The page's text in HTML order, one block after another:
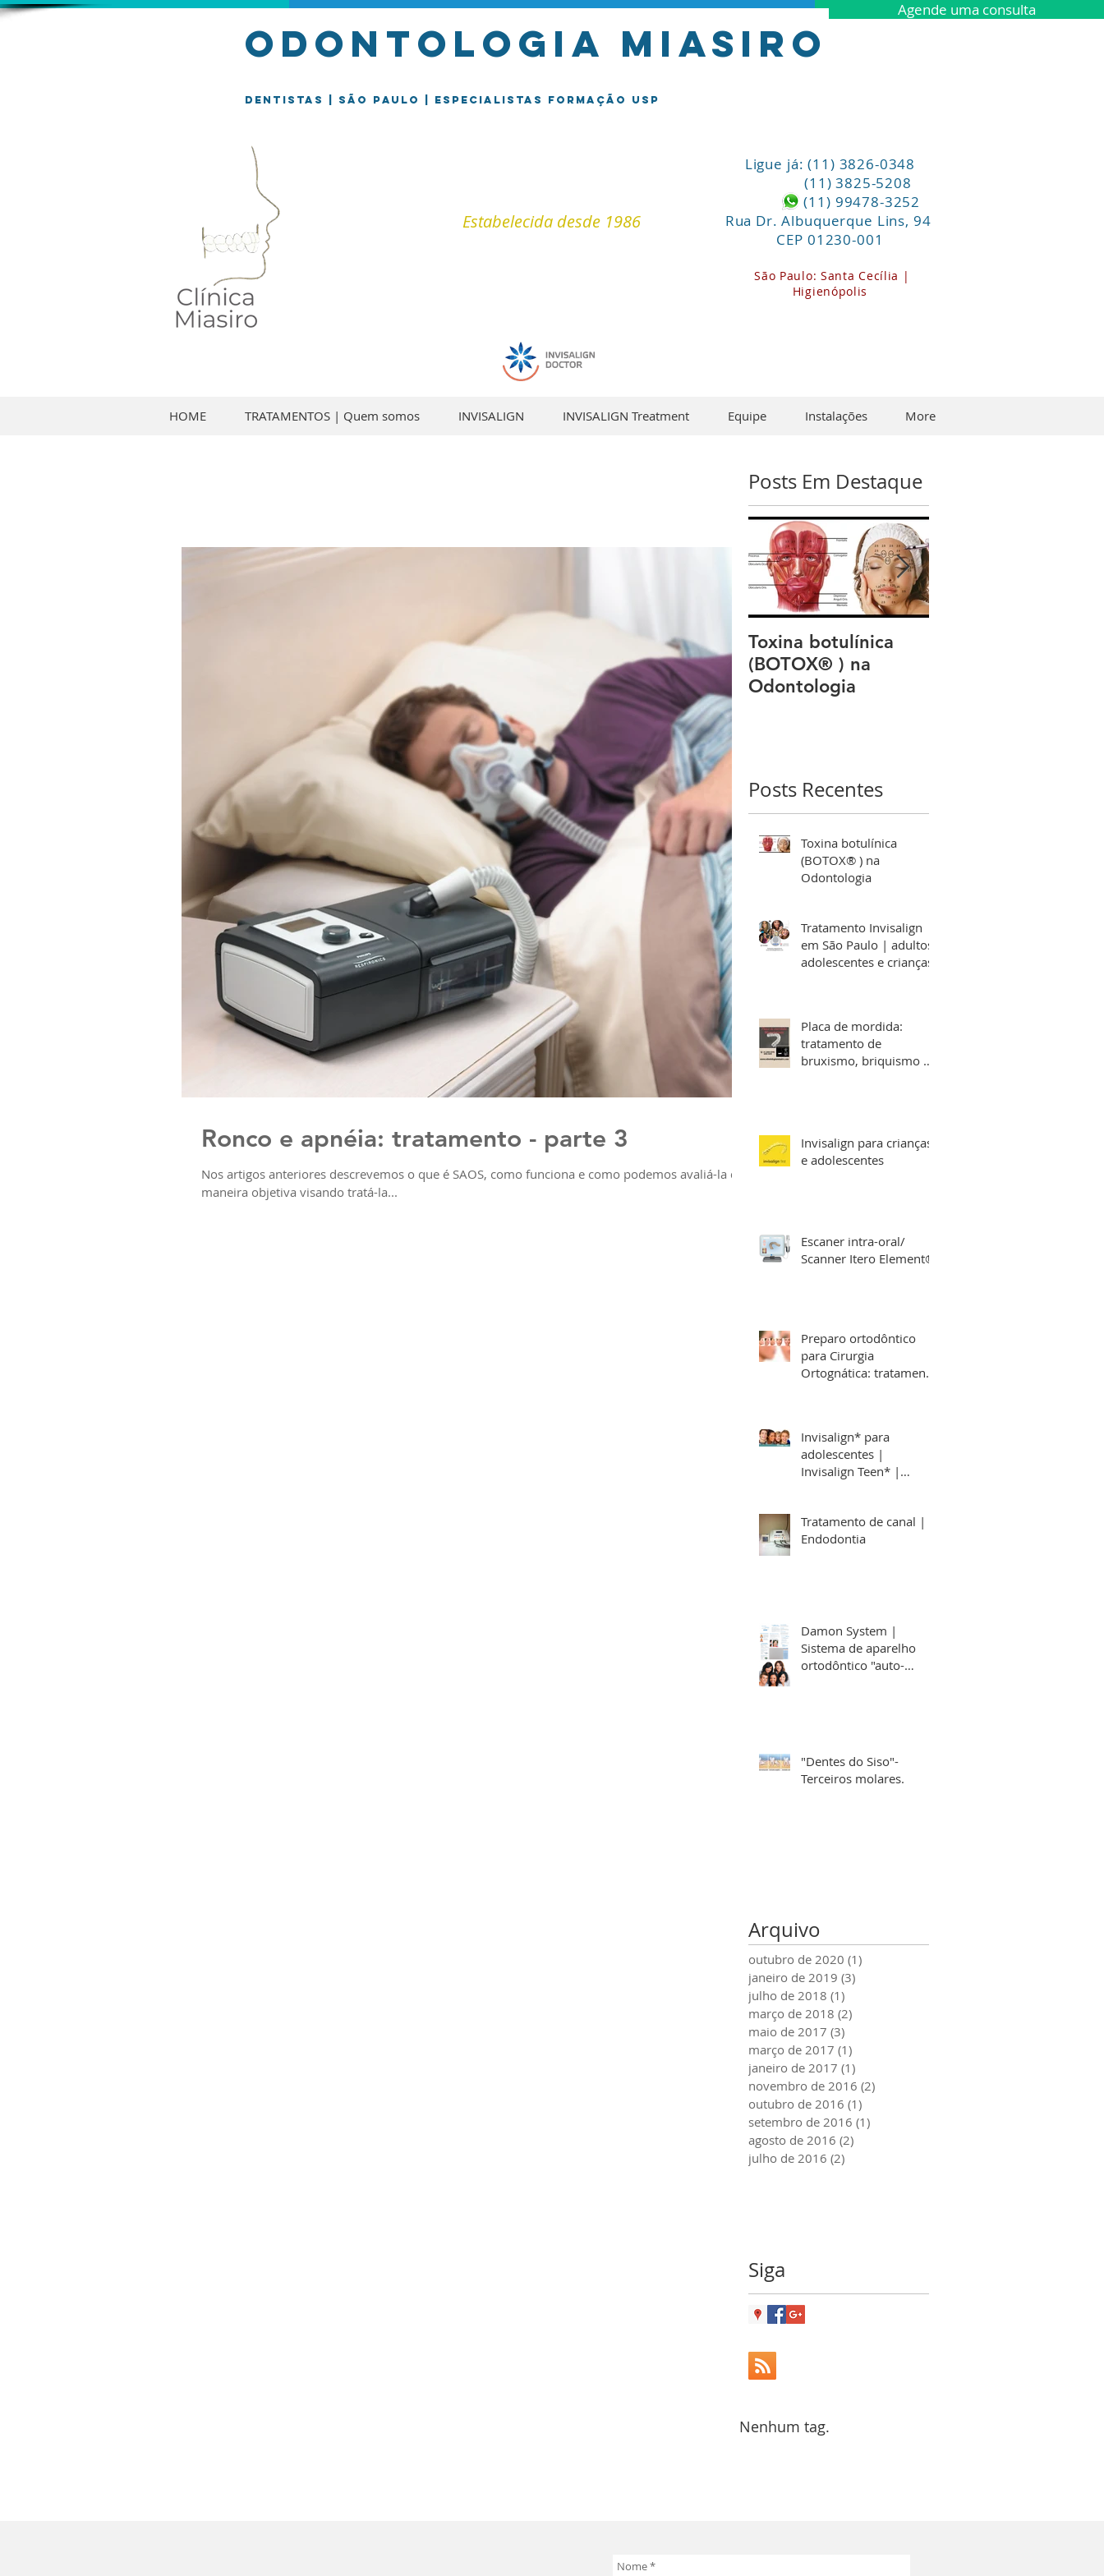
Agende uma consulta
Odontologia miasiro
Dentistas | São Paulo | Especialistas formação USP
Estabelecida desde 1986
Ligue já: (11) 3826-0348
(11) 3825-5208
(11) 99478-3252
Rua Dr. Albuquerque Lins, 94
CEP 01230-001
São Paulo: Santa Cecília |
Higienópolis
HOME TRATAMENTOS | Quem somos INVISALIGN INVISALIGN Treatment Equipe Instalações More
Posts Em Destaque
Ronco e apnéia: tratamento - parte 3
Nos artigos anteriores descrevemos o que é SAOS, como funciona e como podemos avaliá-la de
maneira objetiva visando tratá-la...
Toxina botulínica
(BOTOX® ) na
Odontologia
Posts Recentes
Toxina botulínica
(BOTOX® ) na
Odontologia
Tratamento Invisalign
em São Paulo | adultos,
adolescentes e crianças
Placa de mordida:
tratamento de
bruxismo, briquismo e
Invisalign para crianças
e adolescentes
Escaner intra-oral/
Scanner Itero Element®
Preparo ortodôntico
para Cirurgia
Ortognática: tratamento
Invisalign* para
adolescentes |
Invisalign Teen* |
Tratamento de canal |
Endodontia
Damon System |
Sistema de aparelho
ortodôntico "auto-
"Dentes do Siso"-
Terceiros molares.
Arquivo
outubro de 2020 (1)
janeiro de 2019 (3)
julho de 2018 (1)
março de 2018 (2)
maio de 2017 (3)
março de 2017 (1)
janeiro de 2017 (1)
novembro de 2016 (2)
outubro de 2016 (1)
setembro de 2016 (1)
agosto de 2016 (2)
julho de 2016 (2)
Siga
Nenhum tag.